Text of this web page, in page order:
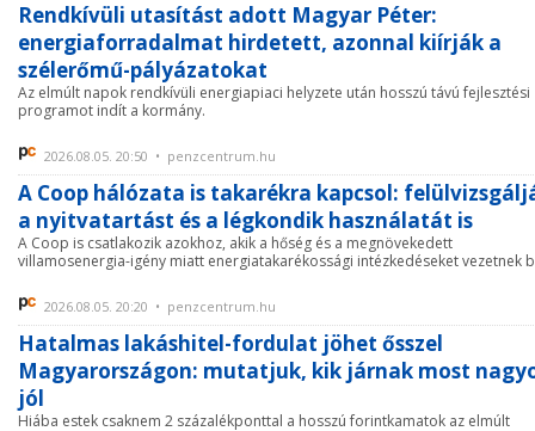
Rendkívüli utasítást adott Magyar Péter:
energiaforradalmat hirdetett, azonnal kiírják a
szélerőmű-pályázatokat
Az elmúlt napok rendkívüli energiapiaci helyzete után hosszú távú fejlesztési
programot indít a kormány.
2026.08.05. 20:50 • penzcentrum.hu
A Coop hálózata is takarékra kapcsol:
a nyitvatartást és a légkondik használatát is
A Coop is csatlakozik azokhoz, akik a hőség és a megnövekedett
villamosenergia-igény miatt energiatakarékossági intézkedéseket vezetnek
2026.08.05. 20:20 • penzcentrum.hu
Hatalmas lakáshitel-fordulat jöhet ősszel
Magyarországon: mutatjuk, kik járnak most
jól
Hiába estek csaknem 2 százalékponttal a hosszú forintkamatok az elmúlt